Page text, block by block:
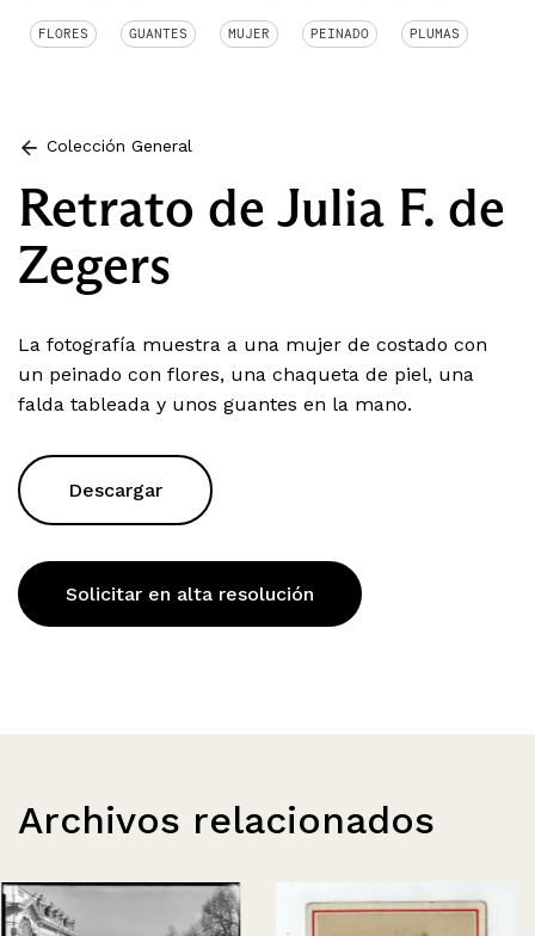
FLORES GUANTES MUJER PEINADO PLUMAS
Colección General
Retrato de Julia F. de
Zegers
La fotografía muestra a una mujer de costado con
un peinado con flores, una chaqueta de piel, una
falda tableada y unos guantes en la mano.
Descargar
Solicitar en alta resolución
Archivos relacionados